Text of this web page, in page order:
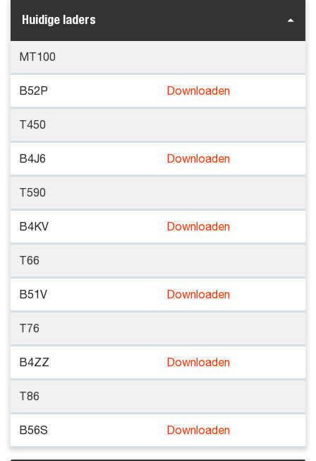
Huidige laders
MT100
B52P Downloaden
T450
B4J6 Downloaden
T590
B4KV Downloaden
T66
B51V Downloaden
T76
B4ZZ Downloaden
T86
B56S Downloaden